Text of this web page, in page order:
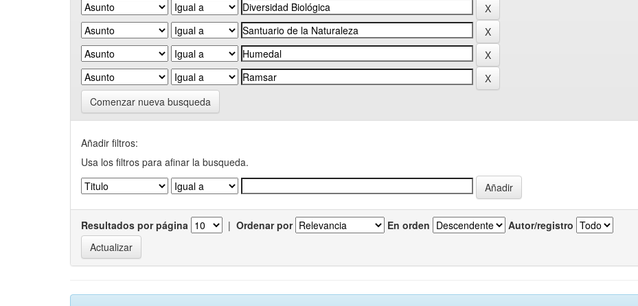
Comenzar nueva busqueda
Añadir filtros:
Usa los filtros para afinar la busqueda.
Resultados por página | Ordenar por En orden Autor/registro